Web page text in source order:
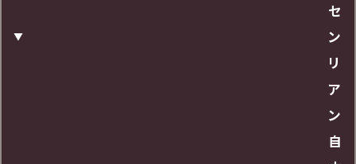
セ
ン
リ
ア
ン
自